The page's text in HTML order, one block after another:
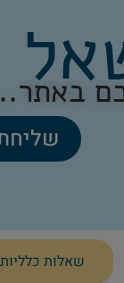
שאלות כלליות